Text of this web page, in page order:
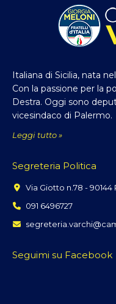
Italiana di Sicilia, nata
Con la passione per la
Destra. Oggi sono
vicesindaco di Palermo.
Leggi tutto »
Segreteria Politica
Via Giotto n.78 - 90144
091 6496727
Seguimi su Facebook